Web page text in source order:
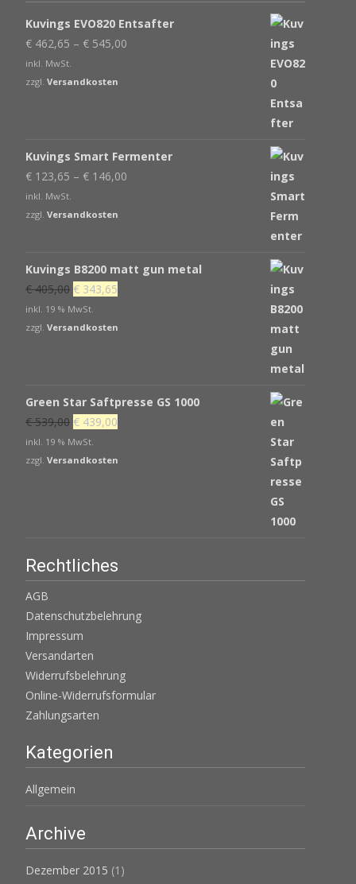
Kuvings EVO820 Entsafter
€ 462,65 – € 545,00
inkl. MwSt.
zzgl. Versandkosten
Kuvings Smart Fermenter
€ 123,65 – € 146,00
inkl. MwSt.
zzgl. Versandkosten
Kuvings B8200 matt gun metal
€405,00 Ursprünglicher
Preis
war:
€ 343,65
ist:
inkl. 19 % MwSt.
zzgl. Versandkosten
Green Star Saftpresse GS 1000
€539,00 Ursprünglicher
Preis
war:
€ 439,00
ist:
inkl. 19 % MwSt.
zzgl. Versandkosten
Rechtliches
AGB
Datenschutzbelehrung
Impressum
Versandarten
Widerrufsbelehrung
Online-Widerrufsformular
Zahlungsarten
Kategorien
Allgemein
Archive
Dezember 2015 (1)